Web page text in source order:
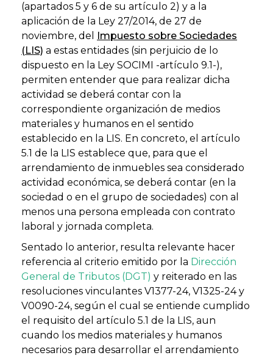
(apartados 5 y 6 de su artículo 2) y a la
aplicación de la Ley 27/2014, de 27 de
noviembre, del
Impuesto sobre Sociedades
(LIS) a estas entidades (sin perjuicio de lo
dispuesto en la Ley SOCIMI -artículo 9.1-),
permiten entender que para realizar dicha
actividad se deberá contar con la
correspondiente organización de medios
materiales y humanos en el sentido
establecido en la LIS. En concreto, el artículo
5.1 de la LIS establece que, para que el
arrendamiento de inmuebles sea considerado
actividad económica, se deberá contar (en la
sociedad o en el grupo de sociedades) con al
menos una persona empleada con contrato
laboral y jornada completa.
Sentado lo anterior, resulta relevante hacer
referencia al criterio emitido por la Dirección
General de Tributos (DGT) y reiterado en las
resoluciones vinculantes V1377-24, V1325-24 y
V0090-24, según el cual se entiende cumplido
el requisito del artículo 5.1 de la LIS, aun
cuando los medios materiales y humanos
necesarios para desarrollar el arrendamiento